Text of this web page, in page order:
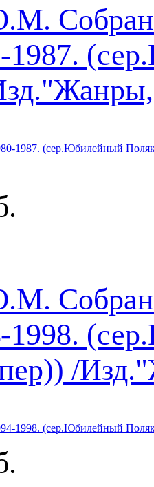
1987. (сер.Юбилейный
1998. (сер.Юбилейный